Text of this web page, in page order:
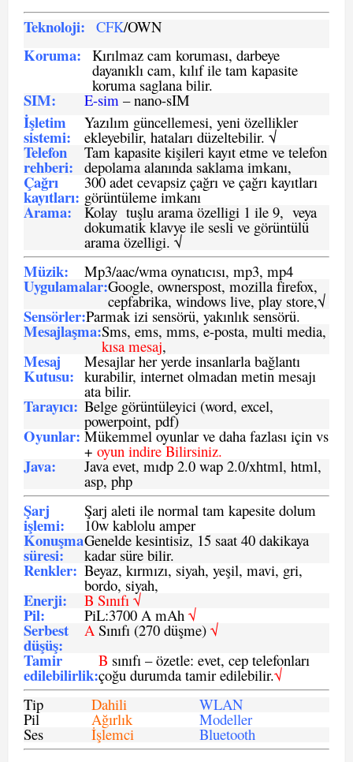
Teknoloji: CFK/OWN
Koruma: Kırılmaz cam koruması, darbeye
dayanıklı cam, kılıf ile tam kapasite
koruma saglana bilir.
SIM: E-sim – nano-sIM
İşletim
sistemi:
Yazılım güncellemesi, yeni özellikler
ekleyebilir, hataları düzeltebilir. √
Telefon
rehberi:
Tam kapasite kişileri kayıt etme ve telefon
depolama alanında saklama imkanı,
Çağrı
kayıtları:
300 adet cevapsiz çağrı ve çağrı kayıtları
görüntüleme imkanı
Arama: Kolay tuşlu arama özelligi 1 ile 9, veya
dokumatik klavye ile sesli ve görüntülü
arama özelligi. √
Müzik: Mp3/aac/wma oynatıcısı, mp3, mp4
Uygulamalar:Google, ownerspost, mozilla firefox,
cepfabrika, windows live, play store,√
Sensörler:Parmak izi sensörü, yakınlık sensörü.
Mesajlaşma:Sms, ems, mms, e-posta, multi media,
kısa mesaj,
Mesaj
Kutusu:
Mesajlar her yerde insanlarla bağlantı
kurabilir, internet olmadan metin mesajı
ata bilir.
Tarayıcı: Belge görüntüleyici (word, excel,
powerpoint, pdf)
Oyunlar: Mükemmel oyunlar ve daha fazlası için vs
+ oyun indire Bilirsiniz.
Java: Java evet, mıdp 2.0 wap 2.0/xhtml, html,
asp, php
Şarj
işlemi:
Şarj aleti ile normal tam kapesite dolum
10w kablolu amper
Konuşma
süresi:
Genelde kesintisiz, 15 saat 40 dakikaya
kadar süre bilir.
Renkler: Beyaz, kırmızı, siyah, yeşil, mavi, gri,
bordo, siyah,
Enerji: B Sınıfı √
Pil: PiL:3700 A mAh √
Serbest
düşüş:
ASınıfı (270 düşme) √
Tamir
edilebilirlik:
B sınıfı – özetle: evet, cep telefonları
çoğu durumda tamir edilebilir.√
Tip
Dahili WLAN
Pil Ağırlık Modeller
Ses İşlemci Bluetooth